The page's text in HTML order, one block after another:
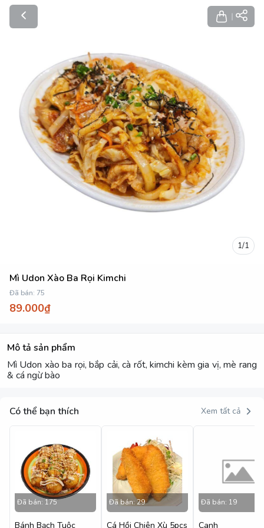
1/1
Mì Udon Xào Ba Rọi Kimchi
Đã bán: 75
89.000₫
Mô tả sản phẩm
Mì Udon xào ba rọi, bắp cải, cà rốt, kimchi kèm gia vị, mè rang
& cá ngừ bào
Có thể bạn thích Xem tất cả
Đã bán: 175
Bánh Bạch Tuộc
Đã bán: 29
Cá Hồi Chiên Xù 5pcs
Đã bán: 19
Canh